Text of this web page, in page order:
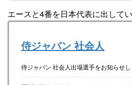
エースと4番を日本代表に出して
侍ジャパン 社会人
侍ジャパン 社会人出場選手をお知らせし